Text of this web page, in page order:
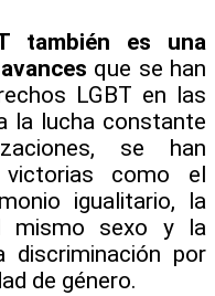
también es una
que se han
LGBT en las
la lucha constante
se han
victorias como el
igualitario, la
mismo sexo y la
discriminación por
de género.